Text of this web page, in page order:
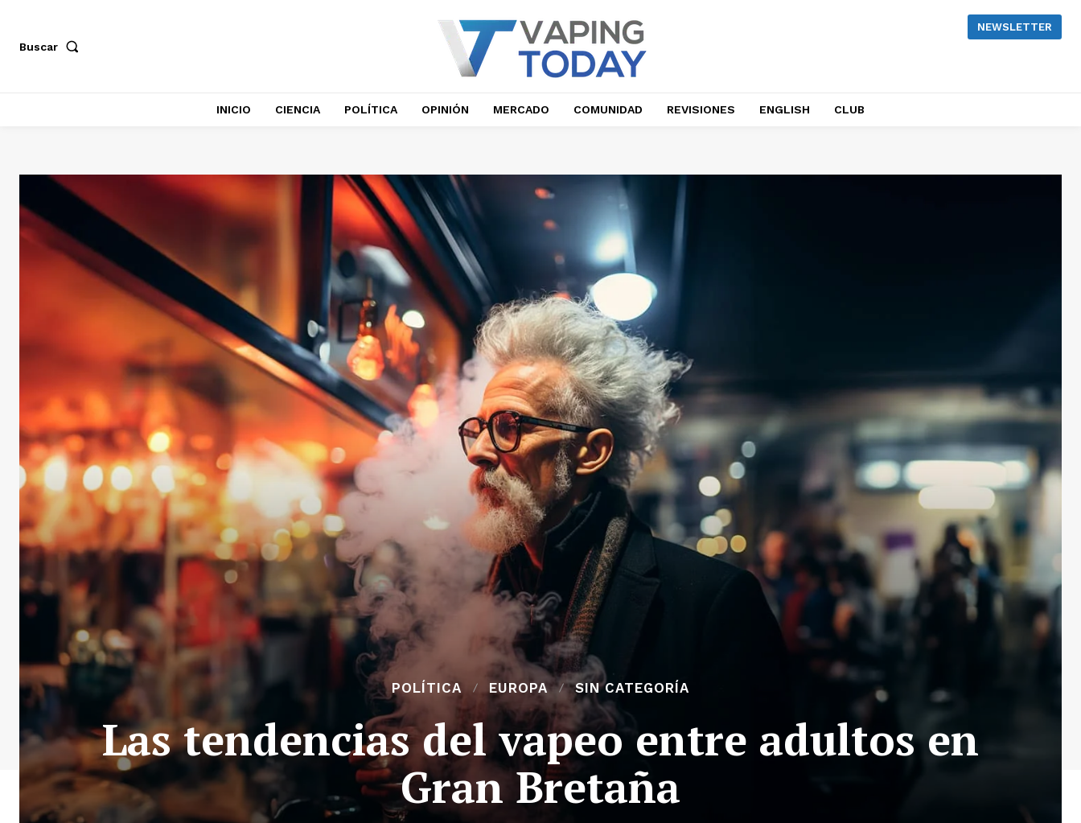
Buscar
NEWSLETTER
INICIO CIENCIA POLÍTICA OPINIÓN MERCADO COMUNIDAD REVISIONES ENGLISH CLUB
POLÍTICA EUROPA SIN CATEGORÍA
Las tendencias del vapeo entre adultos en
Gran Bretaña